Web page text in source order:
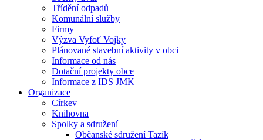
Třídění odpadů
Komunální služby
Firmy
Výzva Vyfoť Vojky
Plánované stavební aktivity v obci
Informace od nás
Dotační projekty obce
Informace z IDS JMK
Organizace
Církev
Knihovna
Spolky a sdružení
Občanské sdružení Tazík